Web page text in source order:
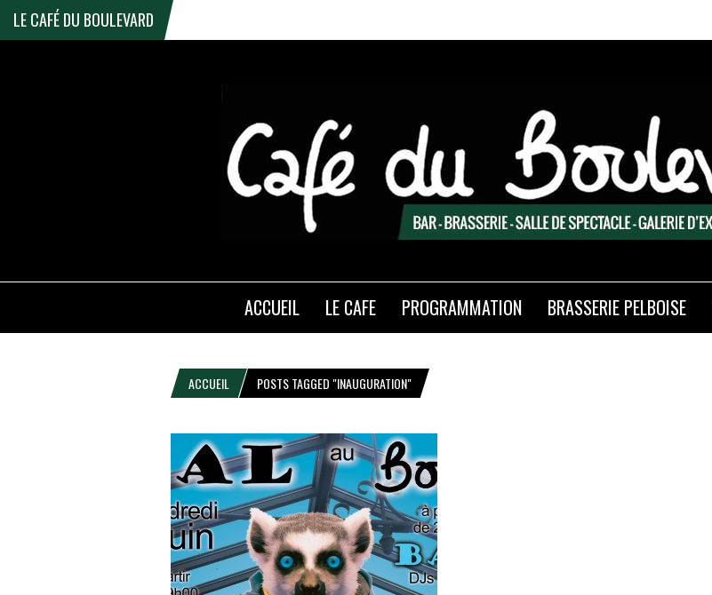
LE CAFÉ DU BOULEVARD
ACCUEIL LE CAFE PROGRAMMATION BRASSERIE PELBOISE
ACCUEIL POSTS TAGGED "INAUGURATION"